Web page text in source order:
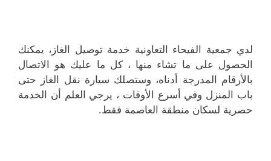
لدي جمعية الفيحاء التعاونية خدمة توصيل الغاز، يمكنك
الحصول على ما تشاء منها ، كل ما عليك هو الاتصال
بالأرقام المدرجة أدناه، وستصلك سيارة نقل الغاز حتى
باب المنزل وفي أسرع الأوقات ، يرجي العلم أن الخدمة
حصرية لسكان منطقة العاصمة فقط.